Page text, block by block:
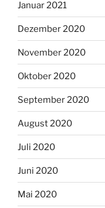
Januar 2021
Dezember 2020
November 2020
Oktober 2020
September 2020
August 2020
Juli 2020
Juni 2020
Mai 2020